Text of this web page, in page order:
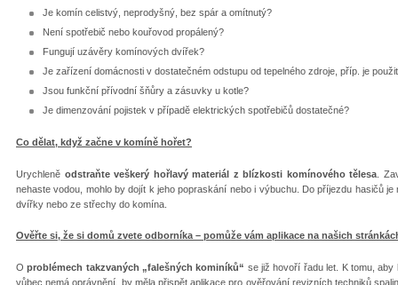
Je komín celistvý, neprodyšný, bez spár a omítnutý?
Není spotřebič nebo kouřovod propálený?
Fungují uzávěry komínových dvířek?
Je zařízení domácnosti v dostatečném odstupu od tepelného zdroje, příp. je
Jsou funkční přívodní šňůry a zásuvky u kotle?
Je dimenzování pojistek v případě elektrických spotřebičů dostatečné?
Co dělat, když začne v komíně hořet?
Urychleně odstraňte veškerý hořlavý materiál z blízkosti komínového tělesa .
nehaste vodou, mohlo by dojít k jeho popraskání nebo i výbuchu. Do příjezdu hasičů
dvířky nebo ze střechy do komína.
Ověřte si, že si domů zvete odborníka – pomůže vám aplikace na našich
Oproblémech takzvaných „falešných kominíků“ se již hovoří řadu let. K tomu, aby
vůbec nemá oprávnění, by měla přispět aplikace pro ověřování revizních techniků